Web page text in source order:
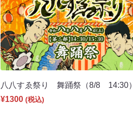
八八すゑ祭り 舞踊祭（8/8 14:30）
¥1300 (税込)